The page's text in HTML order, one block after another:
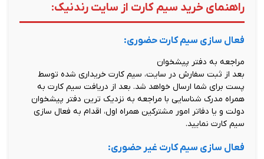
راهنمای خرید سیم کارت از سایت رندنیک:
فعال سازی سیم کارت حضوری:
مراجعه به دفتر پیشخوان
بعد از ثبت سفارش در سایت، سیم کارت خریداری شده توسط
پست برای شما ارسال خواهد شد. بعد از دریافت سیم کارت به
همراه مدرک شناسایی با مراجعه به نزدیک ترین دفتر پیشخوان
دولت و یا دفاتر امور مشترکین همراه اول، اقدام به فعال سازی
سیم کارت نمایید.
فعال سازی سیم کارت غیر حضوری: